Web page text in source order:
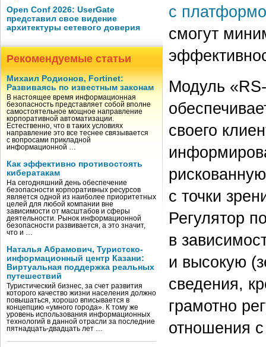
Open Conf 2026: UserGate
представил свое видение
архитектуры сетевого доверия
Рекомендуемые статьи
Михаил Родионов, Fortinet:
Развиваясь по известным законам
В настоящее время информационная
безопасность представляет собой вполне
самостоятельное мощное направление
корпоративной автоматизации.
Естественно, что в таких условиях
направление это все теснее связывается
с вопросами прикладной
информационной …
Как эффективно противостоять
кибератакам
На сегодняшний день обеспечение
безопасности корпоративных ресурсов
является одной из наиболее приоритетных
целей для любой компании вне
зависимости от масштабов и сферы
деятельности. Рынок информационной
безопасности развивается, а это значит,
что и …
Наталья Абрамович, Туристско-
информационный центр Казани:
Виртуальная поддержка реальных
путешествий
Туристический бизнес, за счет развития
которого качество жизни населения должно
повышаться, хорошо вписывается в
концепцию «умного города». К тому же
уровень использования информационных
технологий в данной отрасли за последние
пятнадцать-двадцать лет …
с
смогут
Модуль
своего
с точки
Регулятор
в
и высокую
сведения,
грамотно
отношения